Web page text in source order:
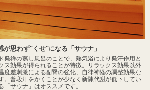
が思わず"くせ"になる「サウナ」
発祥の蒸し風呂のことで、熱気浴により発汗作用と
ス効果が得られることが特徴。リラックス効果以外
度差刺激による副腎の強化、自律神経の調整効果な
。普段汗をかくことが少なく新陳代謝が低下してい
「サウナ」はオススメです。